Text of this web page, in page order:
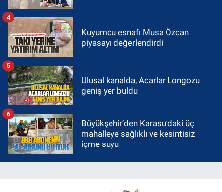
Kuyumcu esnafı Musa Özcan
piyasayı değerlendirdi
4
Ulusal kanalda, Acarlar Longozu
geniş yer buldu
5
Büyükşehir’den Karasu’daki üç
mahalleye sağlıklı ve kesintisiz
içme suyu
6